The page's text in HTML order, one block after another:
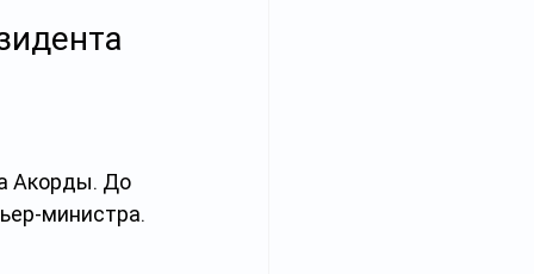
Акорды. До
министра.